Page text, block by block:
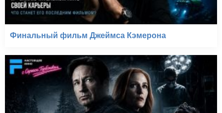
Финальный фильм Джеймса Кэмерона